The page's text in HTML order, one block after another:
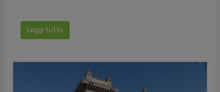
Leggi tutto